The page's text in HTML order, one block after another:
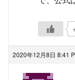
2020年12月8日 8:41